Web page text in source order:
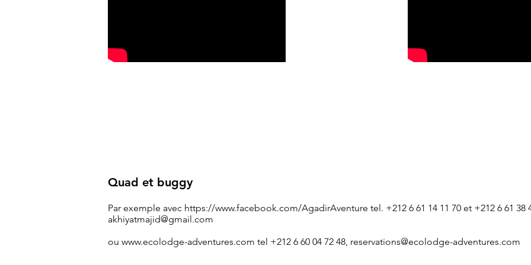
Quad et buggy
Par exemple avec https://www.facebook.com/AgadirAventure tel. +212 6 61 14 11 70 et +212 6 61 38
akhiyatmajid@gmail.com
ou www.ecolodge-adventures.com tel +212 6 60 04 72 48, reservations@ecolodge-adventures.com